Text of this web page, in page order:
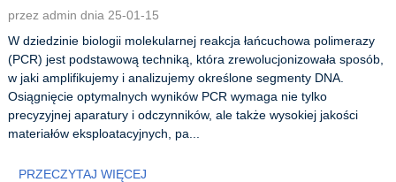
przez admin dnia 25-01-15
W dziedzinie biologii molekularnej reakcja łańcuchowa polimerazy
(PCR) jest podstawową techniką, która zrewolucjonizowała sposób,
w jaki amplifikujemy i analizujemy określone segmenty DNA.
Osiągnięcie optymalnych wyników PCR wymaga nie tylko
precyzyjnej aparatury i odczynników, ale także wysokiej jakości
materiałów eksploatacyjnych, pa...
PRZECZYTAJ WIĘCEJ